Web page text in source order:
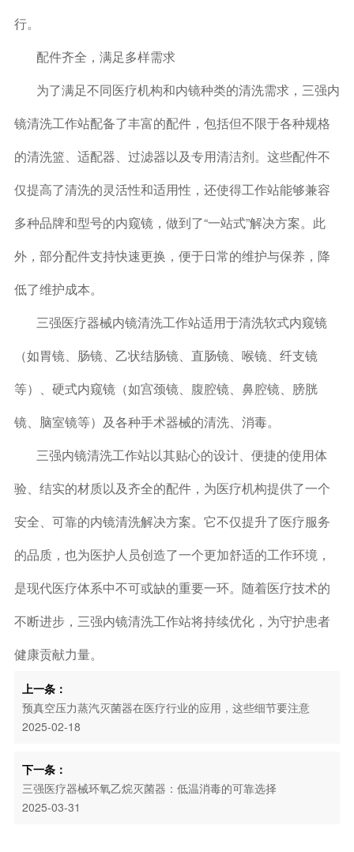
行。
配件齐全，满足多样需求
为了满足不同医疗机构和内镜种类的清洗需求，三强内
镜清洗工作站配备了丰富的配件，包括但不限于各种规格
的清洗篮、适配器、过滤器以及专用清洁剂。这些配件不
仅提高了清洗的灵活性和适用性，还使得工作站能够兼容
多种品牌和型号的内窥镜，做到了“一站式”解决方案。此
外，部分配件支持快速更换，便于日常的维护与保养，降
低了维护成本。
三强医疗器械内镜清洗工作站适用于清洗软式内窥镜
（如胃镜、肠镜、乙状结肠镜、直肠镜、喉镜、纤支镜
等）、硬式内窥镜（如宫颈镜、腹腔镜、鼻腔镜、膀胱
镜、脑室镜等）及各种手术器械的清洗、消毒。
三强内镜清洗工作站以其贴心的设计、便捷的使用体
验、结实的材质以及齐全的配件，为医疗机构提供了一个
安全、可靠的内镜清洗解决方案。它不仅提升了医疗服务
的品质，也为医护人员创造了一个更加舒适的工作环境，
是现代医疗体系中不可或缺的重要一环。随着医疗技术的
不断进步，三强内镜清洗工作站将持续优化，为守护患者
健康贡献力量。
上一条：
预真空压力蒸汽灭菌器在医疗行业的应用，这些细节要注意
2025-02-18
下一条：
三强医疗器械环氧乙烷灭菌器：低温消毒的可靠选择
2025-03-31